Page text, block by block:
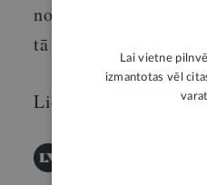
noraidīts, jo
tā nozīmi soda
Lieta SKK-279/2026
Šī informācija ir
Lai vietne
izmantotas vēl